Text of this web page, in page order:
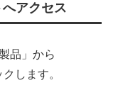
アクセス
品」から
します。